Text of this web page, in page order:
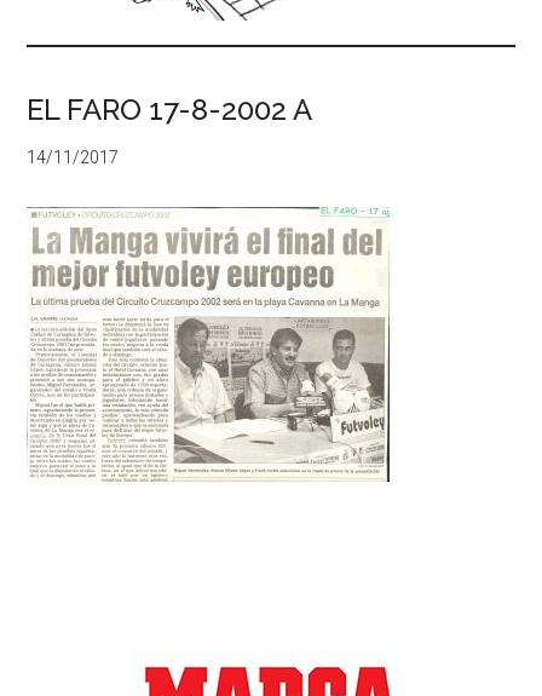
EL FARO 17-8-2002 A
14/11/2017